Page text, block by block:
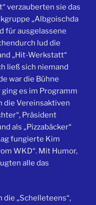
verzauberten sie das
„Albgoischda
für ausgelassene
lud die
„Hit-Werkstatt“
ließ sich niemand
war die Bühne
es im Programm
die Vereinsaktiven
Präsident
als „Pizzabäcker“
fungierte Kim
WKD“. Mit Humor,
alle das
„Schelleteens“,